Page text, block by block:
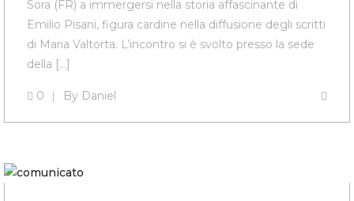
Sora (FR) a immergersi nella storia affascinante di
Emilio Pisani, figura cardine nella diffusione degli scritti
di Maria Valtorta. L’incontro si è svolto presso la sede
della […]
0 By Daniel